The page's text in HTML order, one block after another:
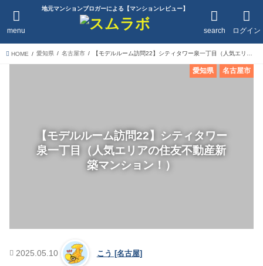
地元マンションブロガーによる【マンションレビュー】
ログイン
search
menu
HOME 愛知県 名古屋市
【モデルルーム訪問22】シティタワー
泉一丁目（人気エリアの住友不動産新
築マンション！）
名古屋市
愛知県
2025.05.10 こう [名古屋]